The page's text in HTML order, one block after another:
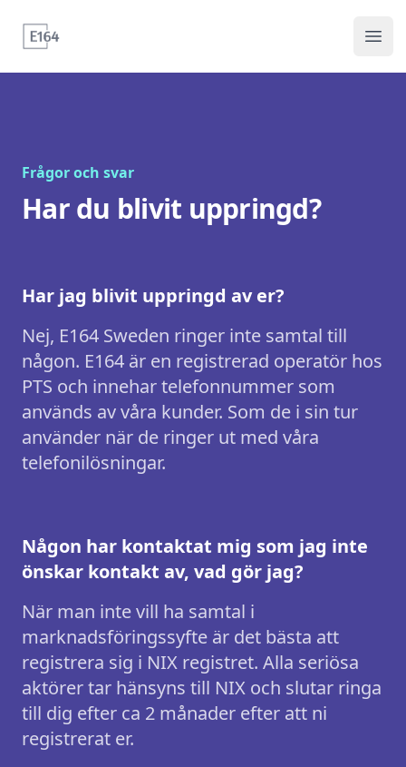
E164
Frågor och svar
Har du blivit uppringd?
Har jag blivit uppringd av er?
Nej, E164 Sweden ringer inte samtal till
någon. E164 är en registrerad operatör hos
PTS och innehar telefonnummer som
används av våra kunder. Som de i sin tur
använder när de ringer ut med våra
telefonilösningar.
Någon har kontaktat mig som jag inte
önskar kontakt av, vad gör jag?
När man inte vill ha samtal i
marknadsföringssyfte är det bästa att
registrera sig i NIX registret. Alla seriösa
aktörer tar hänsyns till NIX och slutar ringa
till dig efter ca 2 månader efter att ni
registrerat er.